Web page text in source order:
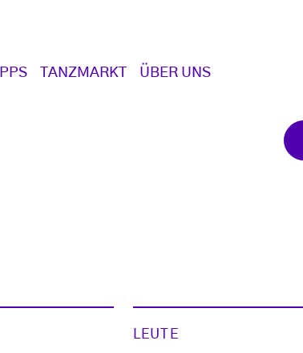
TANZMARKT ÜBER UNS
LEUTE